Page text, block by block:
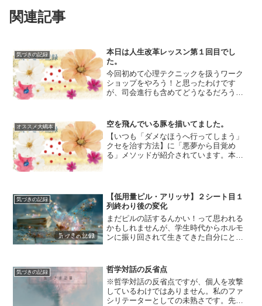
関連記事
気づきの記録
本日は人生改革レッスン第１回目でし
た。
今回初めて心理テクニックを扱うワーク
ショップをやろう！と思ったわけです
が、司会進行も含めてどうなるだろう
シャルを秘めていらっしゃるようで、出
るわ出るわ深淵！私は以前からブ...
オススメ大嶋本
空を飛んでいる豚を描いてました。
【いつも「ダメなほうへ行ってしまう」
クセを治す方法】に「悪夢から目覚め
る」メソッドが紹介されています。本当
まま悪夢を見ている状態なの...
気づきの記録
【低用量ピル・アリッサ】２シート目１
列終わり後の変化
まだピルの話するんかい！って思われる
かもしれませんが、学生時代からホルモ
ンに振り回されて生きてきた自分にとっ
ります。さて、本日でちょうど２シート
目の１列目を飲み終わりま...
気づきの記録
哲学対話の反省点
※哲学対話の反省点ですが、個人を攻撃
しているわけではありません。私のファ
シリテーターとしての未熟さです。先